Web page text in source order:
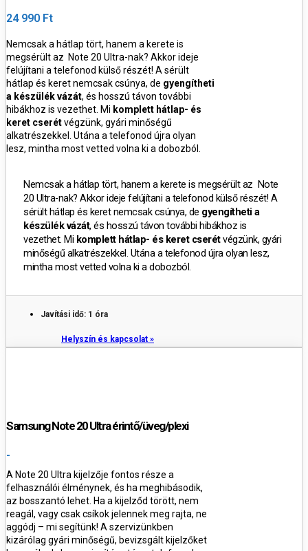
24 990 Ft
Nemcsak a hátlap tört, hanem a kerete is
megsérült az Note 20 Ultra-nak? Akkor ideje
felújítani a telefonod külső részét! A sérült
hátlap és keret nemcsak csúnya, de gyengítheti
a készülék vázát, és hosszú távon további
hibákhoz is vezethet. Mi komplett hátlap- és
keret cserétvégzünk, gyári minőségű
alkatrészekkel. Utána a telefonod újra olyan
lesz, mintha most vetted volna ki a dobozból.
Nemcsak a hátlap tört, hanem a kerete is megsérült az Note
20 Ultra-nak? Akkor ideje felújítani a telefonod külső részét! A
sérült hátlap és keret nemcsak csúnya, de gyengítheti a
készülék vázát, és hosszú távon további hibákhoz is
vezethet. Mi komplett hátlap- és keret cserétvégzünk, gyári
minőségű alkatrészekkel. Utána a telefonod újra olyan lesz,
mintha most vetted volna ki a dobozból.
Javítási idő: 1 óra
Helyszín és kapcsolat »
Samsung Note 20 Ultra érintő/üveg/plexi
-
A Note 20 Ultra kijelzője fontos része a
felhasználói élménynek, és ha meghibásodik,
az bosszantó lehet. Ha a kijelződ törött, nem
reagál, vagy csak csíkok jelennek meg rajta, ne
aggódj – mi segítünk! A szervizünkben
kizárólag gyári minőségű, bevizsgált kijelzőket